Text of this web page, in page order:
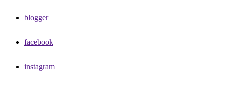
blogger
facebook
instagram